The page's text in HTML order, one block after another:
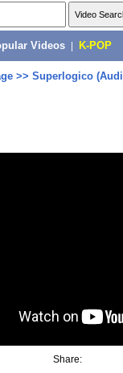
Videos K-POP
>> Superlogico
Share: